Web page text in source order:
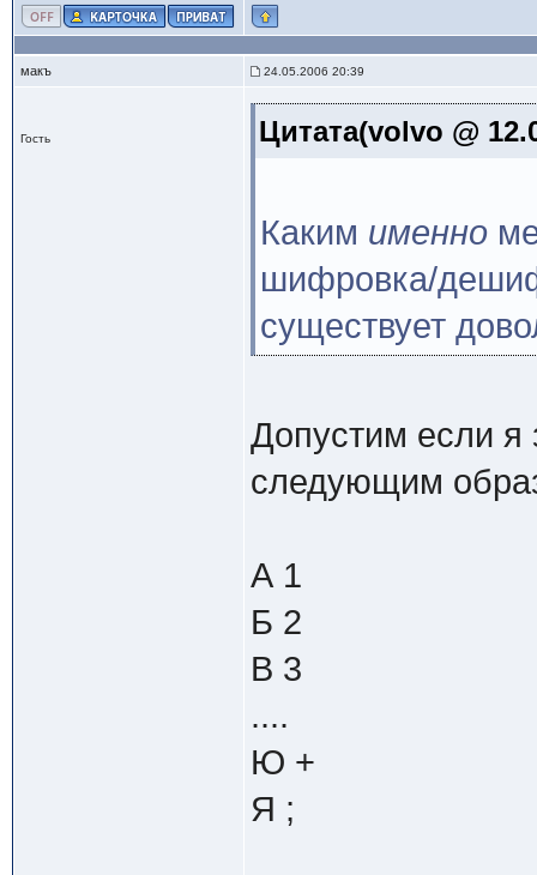
макъ 24.05.2006 20:39
Гость Цитата(volvo @
Каким именно
шифровка/
существует
Допустим если
следующим
А 1
Б 2
В 3
....
Ю +
Я ;